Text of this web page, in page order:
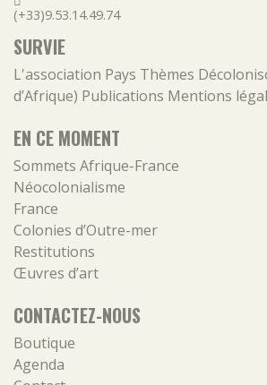
(+33)9.53.14.49.74
SURVIE
L'association Pays Thèmes
d’Afrique) Publications Mentions
EN CE MOMENT
Sommets Afrique-France
Néocolonialisme
France
Colonies d’Outre-mer
Restitutions
Œuvres d’art
CONTACTEZ-NOUS
Boutique
Agenda